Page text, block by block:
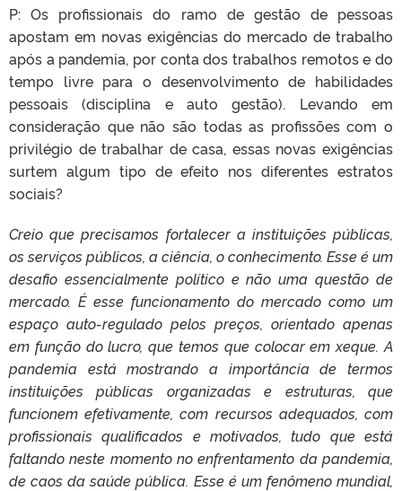
P: Os profissionais do ramo de gestão de pessoas
apostam em novas exigências do mercado de trabalho
após a pandemia, por conta dos trabalhos remotos e do
tempo livre para o desenvolvimento de habilidades
pessoais (disciplina e auto gestão). Levando em
consideração que não são todas as profissões com o
privilégio de trabalhar de casa, essas novas exigências
surtem algum tipo de efeito nos diferentes estratos
sociais?
Creio que precisamos fortalecer a instituições públicas,
os serviços públicos, a ciência, o conhecimento. Esse é um
desafio essencialmente político e não uma questão de
mercado. É esse funcionamento do mercado como um
espaço auto-regulado pelos preços, orientado apenas
em função do lucro, que temos que colocar em xeque. A
pandemia está mostrando a importância de termos
instituições públicas organizadas e estruturas, que
funcionem efetivamente, com recursos adequados, com
profissionais qualificados e motivados, tudo que está
faltando neste momento no enfrentamento da pandemia,
de caos da saúde pública. Esse é um fenômeno mundial,